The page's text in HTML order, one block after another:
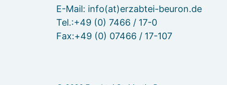
E-Mail: info(at)erzabtei-beuron.de
Tel.:+49 (0) 7466 / 17-0
Fax:+49 (0) 07466 / 17-107